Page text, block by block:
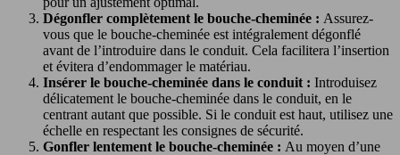
Dégonfler complètement le bouche-cheminée : Assurez-
vous que le bouche-cheminée est intégralement dégonflé
avant de l’introduire dans le conduit. Cela facilitera l’insertion
et évitera d’endommager le matériau.
Insérer le bouche-cheminée dans le conduit : Introduisez
délicatement le bouche-cheminée dans le conduit, en le
centrant autant que possible. Si le conduit est haut, utilisez une
échelle en respectant les consignes de sécurité.
Gonfler lentement le bouche-cheminée : Au moyen d’une